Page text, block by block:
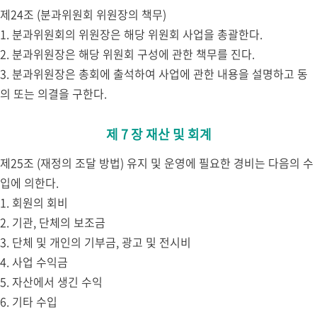
제24조 (분과위원회 위원장의 책무)
1. 분과위원회의 위원장은 해당 위원회 사업을 총괄한다.
2. 분과위원장은 해당 위원회 구성에 관한 책무를 진다.
3. 분과위원장은 총회에 출석하여 사업에 관한 내용을 설명하고 동
의 또는 의결을 구한다.
제 7 장 재산 및 회계
제25조 (재정의 조달 방법) 유지 및 운영에 필요한 경비는 다음의 수
입에 의한다.
1. 회원의 회비
2. 기관, 단체의 보조금
3. 단체 및 개인의 기부금, 광고 및 전시비
4. 사업 수익금
5. 자산에서 생긴 수익
6. 기타 수입